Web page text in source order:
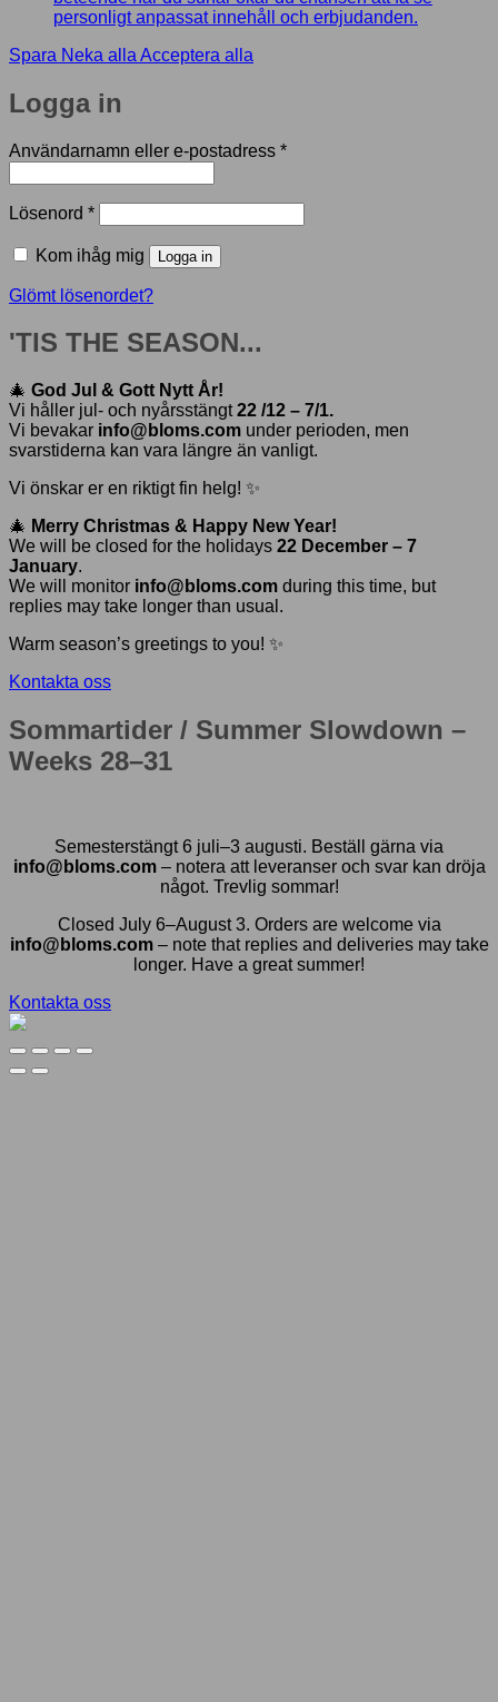
personligt anpassat innehåll och erbjudanden.
Spara Neka alla Acceptera alla
Logga in
Användarnamn eller e-postadress *Obligatoriskt
Lösenord *Obligatoriskt
Kom ihåg mig Logga in
Glömt lösenordet?
'TIS THE SEASON...
🎄 God Jul & Gott Nytt År!
Vi håller jul- och nyårsstängt22 /12 – 7/1.
Vi bevakar info@bloms.com under perioden, men
svarstiderna kan vara längre än vanligt.
Vi önskar er en riktigt fin helg! ✨
🎄 Merry Christmas & Happy New Year!
We will be closed for the holidays 22 December – 7
January.
We will monitor info@bloms.com during this time, but
replies may take longer than usual.
Warm season’s greetings to you! ✨
Kontakta oss
Sommartider / Summer Slowdown –
Weeks 28–31
Semesterstängt 6 juli–3 augusti. Beställ gärna via
info@bloms.com– notera att leveranser och svar kan dröja
något. Trevlig sommar!
Closed July 6–August 3. Orders are welcome via
info@bloms.com– note that replies and deliveries may take
longer. Have a great summer!
Kontakta oss